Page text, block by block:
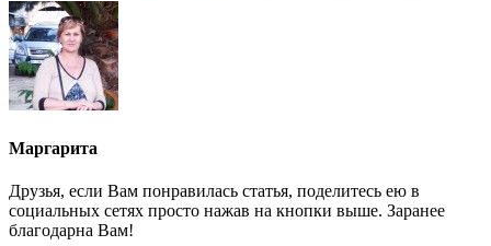
Маргарита
Друзья, если Вам понравилась статья, поделитесь ею в
социальных сетях просто нажав на кнопки выше. Заранее
благодарна Вам!